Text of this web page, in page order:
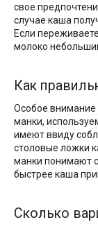
свое
случае каша
Если
молоко
Как
Особое внимание
манки,
имеют ввиду
столовые ложки
манки понимают
быстрее каша
Сколько